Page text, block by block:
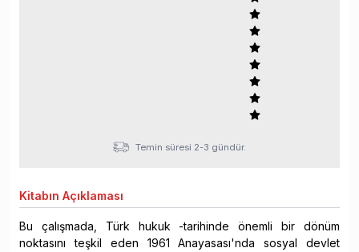
Temin süresi 2-3 gündür.
Kitabın Açıklaması
Bu çalışmada, Türk hukuk -tarihinde önemli bir dönüm
noktasını teşkil eden 1961 Anayasası'nda sosyal devlet